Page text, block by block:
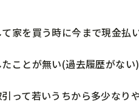
家を買う時に今まで現金払
ことが無い(過去履歴がな
って若いうちから多少なり